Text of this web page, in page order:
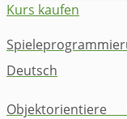
Kurs kaufen
Deutsch